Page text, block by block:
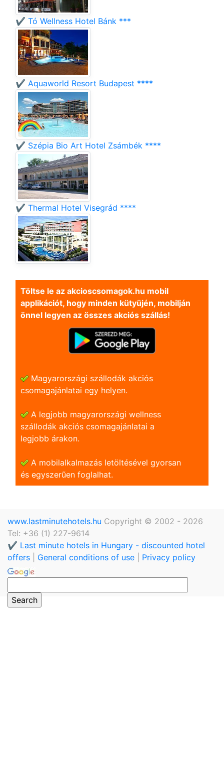
✔️ Tó Wellness Hotel Bánk ***
✔️ Aquaworld Resort Budapest ****
✔️ Szépia Bio Art Hotel Zsámbék ****
✔️ Thermal Hotel Visegrád ****
Töltse le az akcioscsomagok.hu mobil
applikációt, hogy minden kütyüjén, mobilján
önnel legyen az összes akciós szállás!
Magyarországi szállodák akciós
csomagajánlatai egy helyen.
A legjobb magyarországi wellness
szállodák akciós csomagajánlatai a
legjobb árakon.
A mobilalkalmazás letöltésével gyorsan
és egyszerũen foglalhat.
www.lastminutehotels.hu Copyright © 2002 - 2026
Tel: +36 (1) 227-9614
✔️ Last minute hotels in Hungary - discounted hotel
offers
General conditions of use Privacy policy